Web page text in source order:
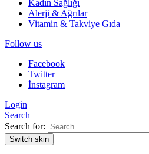
Kadın Sağlığı
Alerji & Ağrılar
Vitamin & Takviye Gıda
Follow us
Facebook
Twitter
İnstagram
Login
Search
Search for:
Switch skin